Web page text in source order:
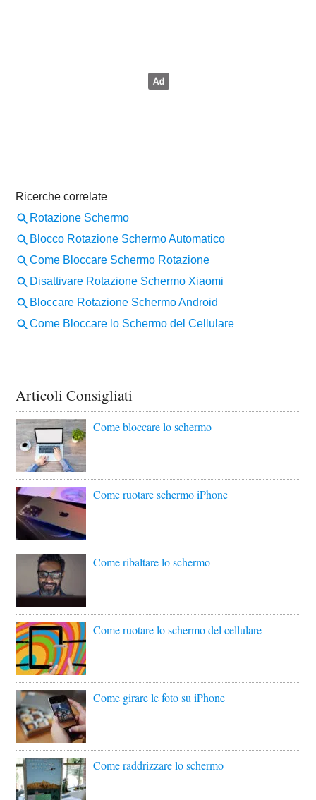
Articoli Consigliati
Come bloccare lo schermo
Come ruotare schermo iPhone
Come ribaltare lo schermo
Come ruotare lo schermo del cellulare
Come girare le foto su iPhone
Come raddrizzare lo schermo